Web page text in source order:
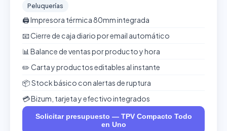
Peluquerías
🖨️ Impresora térmica 80mm integrada
📧 Cierre de caja diario por email automático
📊 Balance de ventas por producto y hora
✏️ Carta y productos editables al instante
📦 Stock básico con alertas de ruptura
💳 Bizum, tarjeta y efectivo integrados
Solicitar presupuesto — TPV Compacto Todo
en Uno